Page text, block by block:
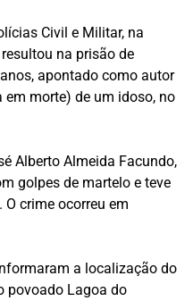
Civil e Militar, na
na prisão de
apontado como autor
morte) de um idoso, no
Alberto Almeida Facundo,
golpes de martelo e teve
crime ocorreu em
a localização do
povoado Lagoa do